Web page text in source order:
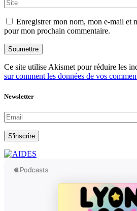
Enregistrer mon nom, mon e-mail et
pour mon prochain commentaire.
Soumettre
Ce site utilise Akismet pour réduire les
sur comment les données de vos
Newsletter
S'inscrire